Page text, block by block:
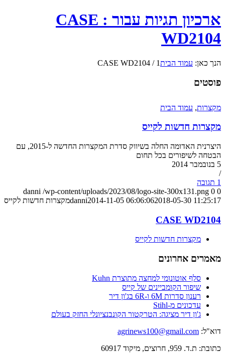
ארכיון תגיות עבור : CASE
WD2104
הנך כאן: עמוד הבית1
/
CASE WD2104
פוסטים
מקצרות, עמוד הבית
מקצרות חדשות לקייס
היצרנית האדומה החלה בשיווק סדרת המקצרות החדשה ל-2015, עם
הבטחה לשיפורים בכל תחום
5 בנובמבר 2014
/
1 תגובה
0
0
danni /wp-content/uploads/2023/08/logo-site-300x131.png
danni2014-11-05 06:06:062018-05-30 11:25:17 מקצרות חדשות לקייס
CASE WD2104
מקצרות חדשות לקייס
מאמרים אחרונים
סלף אוטונומי למחצה מתוצרת Kuhn
שיפור הקומביינים של קייס
רענון סדרות 6M ו-6R בג'ון דיר
עדכונים מ-Stihl
ג'ון דיר מציגה: הטרקטור הקונבנציונלי החזק בעולם
דוא"ל: agrinews100@gmail.com
כתובת: ת.ד. 959, חרוצים, מיקוד 60917